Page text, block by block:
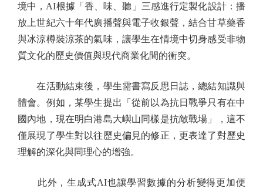
境中，AI根據「香、味、聽」三感進行定製化設計：播
放上世紀六十年代廣播聲與電子收銀聲，結合甘草藥香
與冰涼樽裝涼茶的氣味，讓學生在情境中切身感受非物
質文化的歷史價值與現代商業化間的衝突。
在活動結束後，學生需書寫反思日誌，總結知識與
體會。例如，某學生提出「從前以為抗日戰爭只有在中
國內地，現在明白港島大嶼山同樣是抗敵戰場」，這不
僅展現了學生對以往歷史偏見的修正，更表達了對歷史
理解的深化與同理心的增強。
此外，生成式AI也讓學習數據的分析變得更加便